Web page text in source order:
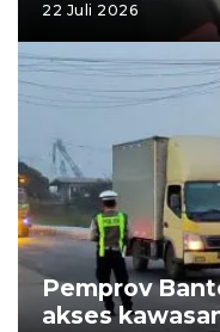
22 Juli 2026
Pemprov
akses